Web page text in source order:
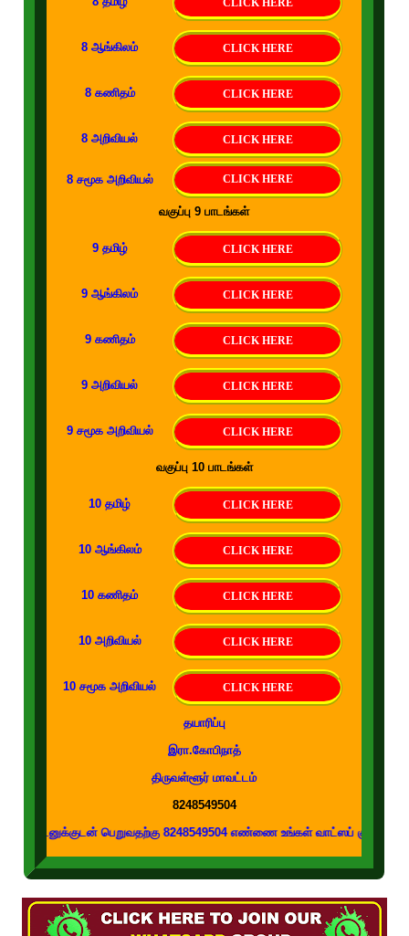
8 ஆங்கிலம் CLICK HERE
8 கணிதம் CLICK HERE
8 அறிவியல் CLICK HERE
8 சமூக அறிவியல் CLICK HERE
வகுப்பு 9 பாடங்கள்
9 தமிழ் CLICK HERE
9 ஆங்கிலம் CLICK HERE
9 கணிதம் CLICK HERE
9 அறிவியல் CLICK HERE
9 சமூக அறிவியல் CLICK HERE
வகுப்பு 10 பாடங்கள்
10 தமிழ் CLICK HERE
10 ஆங்கிலம் CLICK HERE
10 கணிதம் CLICK HERE
10 அறிவியல் CLICK HERE
10 சமூக அறிவியல் CLICK HERE
தயாரிப்பு
இரா.கோபிநாத்
திருவள்ளூர் மாவட்டம்
8248549504
பெறுவதற்கு 8248549504 எண்ணை உங்கள் வாட்ஸப் குழுக்களில் இணைக்கவும்